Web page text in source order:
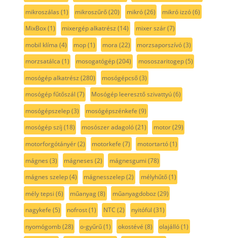
mikroszálas (1) mikroszűrő(20) mikró(26) mikró izzó(6)
MixBox(1) mixergép alkatrész (14) mixer szár(7)
mobil klíma (4) mop(1) mora (22) morzsaporszívó(3)
morzsatálca (1) mosogatógép(204) mososzaritogep(5)
mosógép alkatrész (280) mosógépcső(3)
mosógép fűtőszál (7) Mosógép leeresztő szivattyú(6)
mosógépszelep(3) mosógépszénkefe (9)
mosógép szíj (18) mosószer adagoló(21) motor(29)
motorforgótányér(2) motorkefe (7) motortartó(1)
mágnes (3) mágneses (2) mágnesgumi (78)
mágnes szelep(4) mágnesszelep(2) mélyhűtő(1)
mély tepsi (6) műanyag(8) műanyagdoboz (29)
nagykefe (5) nofrost(1) NTC (2) nyitófül (31)
nyomógomb(28) o-gyűrű(1) okostévé (8) olajálló(1)